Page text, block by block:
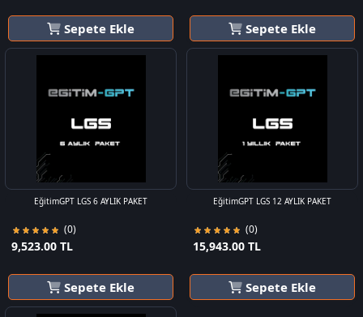
Sepete Ekle Sepete Ekle
EğitimGPT LGS 6 AYLIK PAKET
(0)
9,523.00 TL
Sepete Ekle
EğitimGPT LGS 12 AYLIK PAKET
(0)
15,943.00 TL
Sepete Ekle